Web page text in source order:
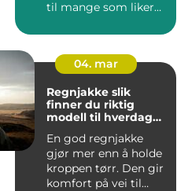
til mange som liker
04. mar
Regnjakke slik
finner du riktig
modell til hverdag
En god regnjakke
gjør mer enn å holde
kroppen tørr. Den gir
komfort på vei til